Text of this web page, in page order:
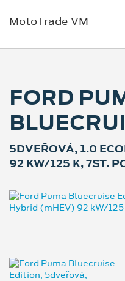
MotoTrade VM
FORD
5DVEŘOVÁ, 1.0
92 KW/125 K, 7ST.